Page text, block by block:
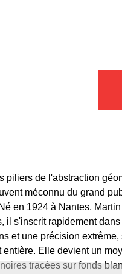
piliers de l'abstraction
méconnu du grand
Né en 1924 à Nantes,
il s'inscrit rapidement
et une précision
Elle devient un
tracées sur fonds